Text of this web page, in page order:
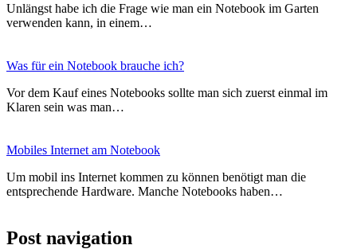
Unlängst habe ich die Frage wie man ein Notebook im Garten
verwenden kann, in einem…
Was für ein Notebook brauche ich?
Vor dem Kauf eines Notebooks sollte man sich zuerst einmal im
Klaren sein was man…
Mobiles Internet am Notebook
Um mobil ins Internet kommen zu können benötigt man die
entsprechende Hardware. Manche Notebooks haben…
Post navigation